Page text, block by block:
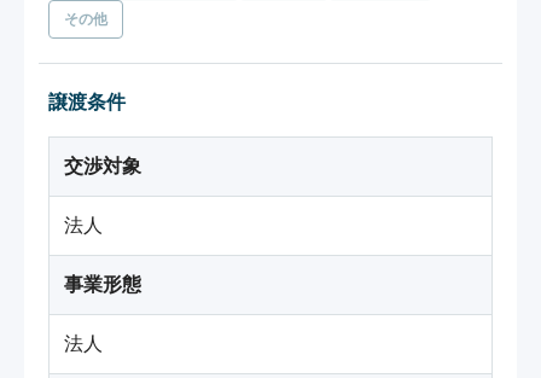
その他
譲渡条件
交渉対象
法人
事業形態
法人